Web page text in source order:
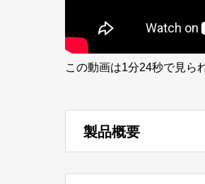
この動画は1分24秒で見ら
製品概要